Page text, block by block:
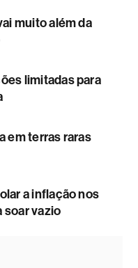
muito além da
limitadas para
em terras raras
a inflação nos
soar vazio